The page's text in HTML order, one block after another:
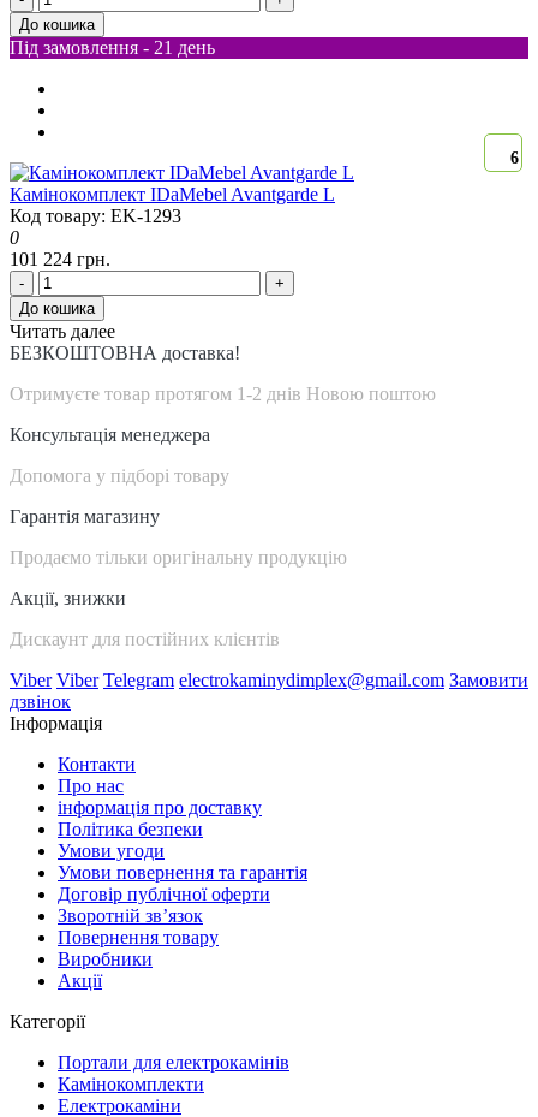
До кошика
Під замовлення - 21 день
6
Камінокомплект IDaMebel Avantgarde L
Код товару: EK-1293
0
101 224 грн.
-
+
До кошика
Читать далее
БЕЗКОШТОВНА доставка!
Отримуєте товар протягом 1-2 днів Новою поштою
Консультація менеджера
Допомога у підборі товару
Гарантія магазину
Продаємо тільки оригінальну продукцію
Акції, знижки
Дискаунт для постійних клієнтів
Viber Viber Telegram electrokaminydimplex@gmail.com Замовити
дзвінок
Інформація
Контакти
Про нас
інформація про доставку
Політика безпеки
Умови угоди
Умови повернення та гарантія
Договір публічної оферти
Зворотній зв’язок
Повернення товару
Виробники
Акції
Категорії
Портали для електрокамінів
Камінокомплекти
Електрокаміни